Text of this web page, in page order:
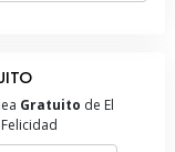
Gratuito de El